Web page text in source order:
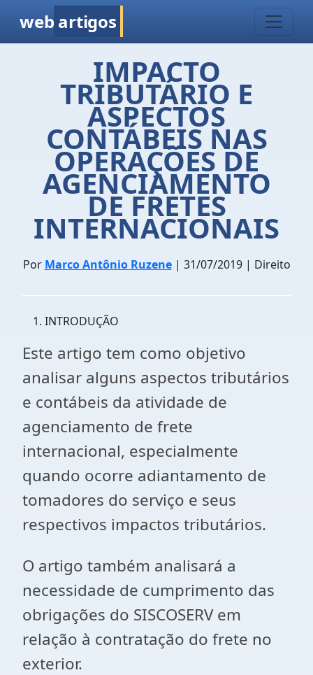
web artigos
IMPACTO
TRIBUTÁRIO E
ASPECTOS
CONTÁBEIS NAS
OPERAÇÕES DE
AGENCIAMENTO
DE FRETES
INTERNACIONAIS
Por Marco Antônio Ruzene| 31/07/2019 | Direito
INTRODUÇÃO
Este artigo tem como objetivo
analisar alguns aspectos tributários
e contábeis da atividade de
agenciamento de frete
internacional, especialmente
quando ocorre adiantamento de
tomadores do serviço e seus
respectivos impactos tributários.
O artigo também analisará a
necessidade de cumprimento das
obrigações do SISCOSERV em
relação à contratação do frete no
exterior.